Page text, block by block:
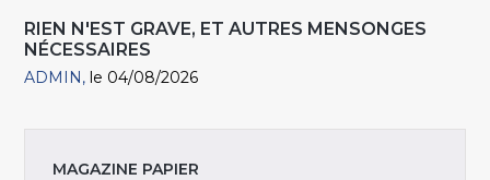
RIEN N'EST GRAVE, ET AUTRES MENSONGES
NÉCESSAIRES
ADMIN le 04/08/2026
MAGAZINE PAPIER